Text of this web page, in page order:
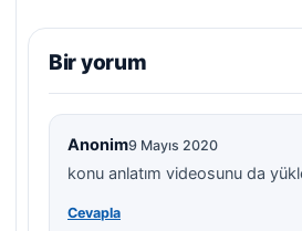
Bir yorum
Anonim9 Mayıs 2020
konu anlatım videosunu da
Cevapla